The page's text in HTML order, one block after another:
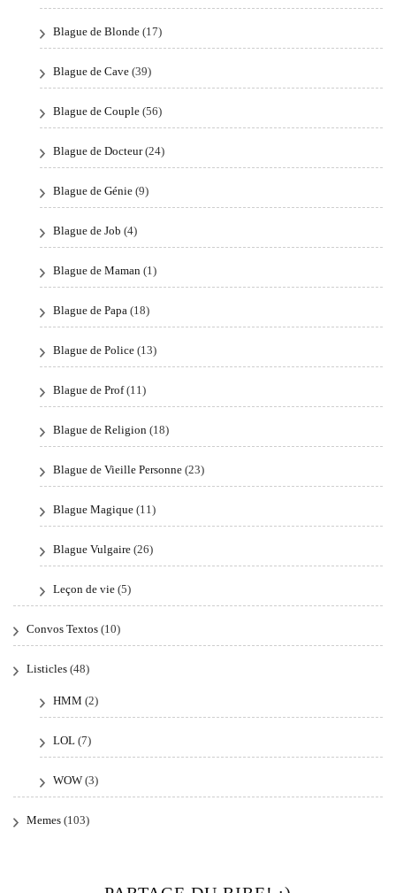
Blague de Blonde (17)
Blague de Cave (39)
Blague de Couple (56)
Blague de Docteur(24)
Blague de Génie (9)
Blague de Job (4)
Blague de Maman (1)
Blague de Papa (18)
Blague de Police (13)
Blague de Prof(11)
Blague de Religion (18)
Blague de Vieille Personne (23)
Blague Magique (11)
Blague Vulgaire (26)
Leçon de vie (5)
Convos Textos (10)
Listicles (48)
HMM (2)
LOL (7)
WOW (3)
Memes (103)